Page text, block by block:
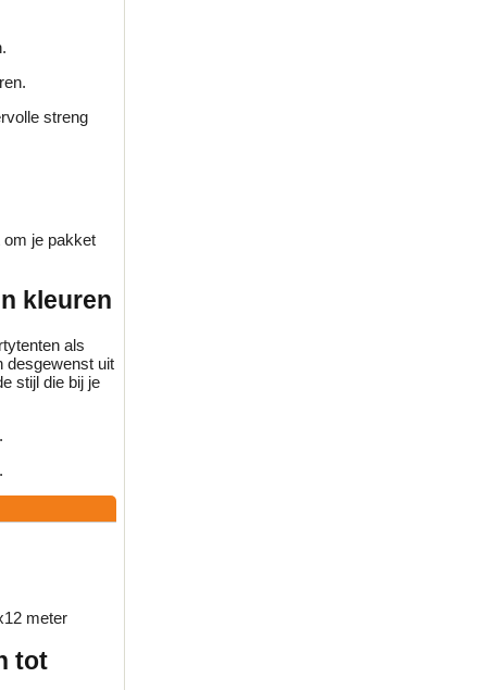
streng
je pakket
kleuren
als
desgewenst uit
stijl die bij je
meter
tot